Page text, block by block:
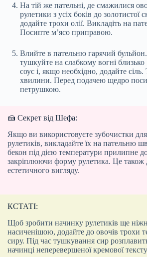
На тій же пательні, де смажилися
рулетики з усіх боків до золотистої
додайте трохи олії. Викладіть на
Посипте м’ясо приправою.
Влийте в пательню гарячий
тушкуйте на слабкому вогні
соус і, якщо необхідно, додайте
хвилини. Перед подачею щедро
петрушкою.
🍰 Секрет від Шефа:
Якщо ви використовуєте зубочистки
рулетиків, викладайте їх на пательню
бекон під дією температури прилипне
закріплюючи форму рулетика. Це також
естетичного вигляду.
КСТАТІ:
Щоб зробити начинку рулетиків ще
насиченішою, додайте до овочів трохи
сиру. Під час тушкування сир
начинці неперевершеної кремової